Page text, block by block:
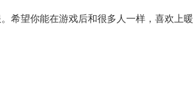
望你能在游戏后和很多人一样，喜欢上暖